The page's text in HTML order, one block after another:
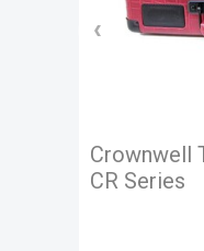
CR Series